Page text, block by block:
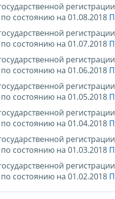
состоянию на 01.08.2018
состоянию на 01.07.2018
состоянию на 01.06.2018
состоянию на 01.05.2018
состоянию на 01.04.2018
состоянию на 01.03.2018
состоянию на 01.02.2018